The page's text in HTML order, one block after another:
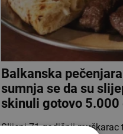
Balkanska
sumnja se da su
skinuli gotovo 5.000
Slijepi 71-godišnji muškarac